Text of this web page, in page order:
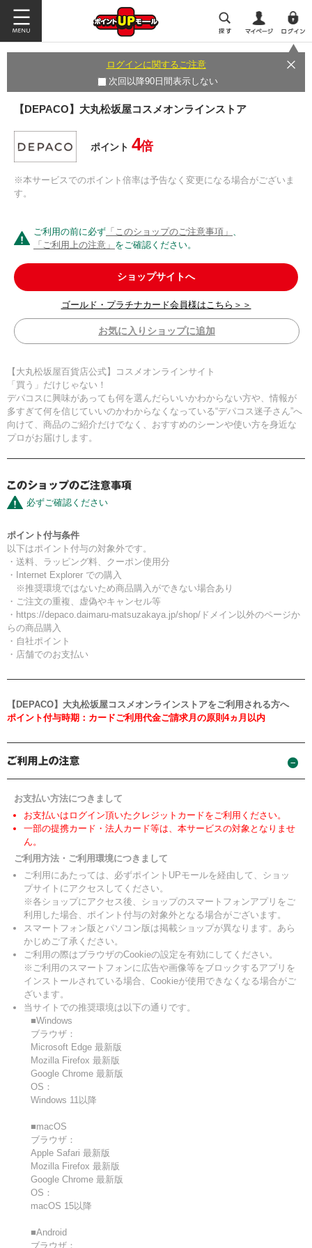
ログインに関するご注意
次回以降90日間表示しない
【DEPACO】大丸松坂屋コスメオンラインストア
ポイント 4倍
※本サービスでのポイント倍率は予告なく変更になる場合がございま
す。
ご利用の前に必ず 「このショップのご注意事項」 、
「ご利用上の注意」 をご確認ください。
ショップサイトへ
ゴールド・プラチナカード会員様はこちら＞＞
お気に入りショップに追加
【大丸松坂屋百貨店公式】コスメオンラインサイト
「買う」だけじゃない！
デパコスに興味があっても何を選んだらいいかわからない方や、情報が
多すぎて何を信じていいのかわからなくなっている“デパコス迷子さん”へ
向けて、商品のご紹介だけでなく、おすすめのシーンや使い方を身近な
プロがお届けします。
必ずご確認ください
ポイント付与条件
以下はポイント付与の対象外です。
・送料、ラッピング料、クーポン使用分
・Internet Explorer での購入
※推奨環境ではないため商品購入ができない場合あり
・ご注文の重複、虚偽やキャンセル等
・https://depaco.daimaru-matsuzakaya.jp/shop/ドメイン以外のページか
らの商品購入
・自社ポイント
・店舗でのお支払い
【DEPACO】大丸松坂屋コスメオンラインストアをご利用される方へ
ポイント付与時期：カードご利用代金ご請求月の原則4ヵ月以内
お支払い方法につきまして
お支払いはログイン頂いたクレジットカードをご利用ください。
一部の提携カード・法人カード等は、本サービスの対象となりませ
ん。
ご利用方法・ご利用環境につきまして
ご利用にあたっては、必ずポイントUPモールを経由して、ショッ
プサイトにアクセスしてください。
※各ショップにアクセス後、ショップのスマートフォンアプリをご
利用した場合、ポイント付与の対象外となる場合がございます。
スマートフォン版とパソコン版は掲載ショップが異なります。あら
かじめご了承ください。
ご利用の際はブラウザのCookieの設定を有効にしてください。
※ご利用のスマートフォンに広告や画像等をブロックするアプリを
インストールされている場合、Cookieが使用できなくなる場合がご
ざいます。
当サイトでの推奨環境は以下の通りです。
■Windows
ブラウザ：
Microsoft Edge 最新版
Mozilla Firefox 最新版
Google Chrome 最新版
OS：
Windows 11以降
■macOS
ブラウザ：
Apple Safari 最新版
Mozilla Firefox 最新版
Google Chrome 最新版
OS：
macOS 15以降
■Android
ブラウザ：